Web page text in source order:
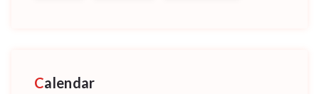
Calendar